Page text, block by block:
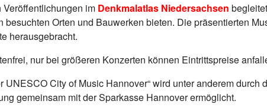
im Denkmalatlas Niedersachsen
besuchten Orten und Bauwerken bieten. Die präsentierten
herausgebracht.
nur bei größeren Konzerten können Eintrittspreise
UNESCO City of Music Hannover“ wird unter anderem durch
gemeinsam mit der Sparkasse Hannover ermöglicht.